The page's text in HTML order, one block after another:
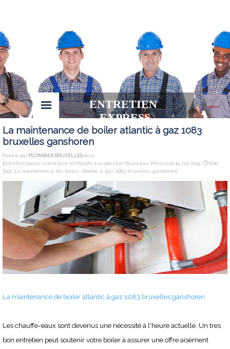
ENTRETIEN
EXPRESS
La maintenance de boiler atlantic à gaz 1083
bruxelles ganshoren
Publié par PLOMBIER BRUXELLESdans
Entretien boiler electrique et chauffe eau pas cher Bruxelles· Mercredi 19 Jun 2019 ·
6:00
Tags: La maintenance de boiler atlantic à gaz 1083 bruxelles ganshoren
La maintenance de boiler atlantic à gaz 1083 bruxelles ganshoren
Les chauffe-eaux sont devenus une nécessité à l'heure actuelle. Un tres
bon entretien peut soutenir votre boiler à assurer une offre aisément